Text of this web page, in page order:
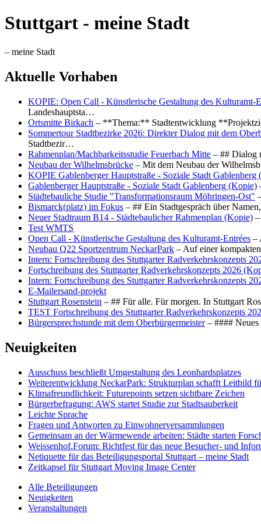
Stuttgart - meine Stadt
– meine Stadt
Aktuelle Vorhaben
KOPIE: Open Call - Künstlerische Gestaltung des Kulturamt-
Landeshauptsta…
Ortsmitte Birkach – **Thema:** Stadtentwicklung
Sommertour Stadtbezirke 2026: Direkter Dialog mit dem
Stadtbezir…
Rahmenplan/Machbarkeitsstudie Feuerbach Mitte – ## Dialog
Neubau der Wilhelmsbrücke – Mit dem Neubau der
KOPIE Gablenberger Hauptstraße - Soziale Stadt Gablenberg
Gablenberger Hauptstraße - Soziale Stadt Gablenberg (Kopie)
Städtebauliche Studie "Transformationsraum Möhringen-Ost"
Bismarck(platz) im Fokus – ## Ein Stadtgespräch über
Neuer Stadtraum B14 - Städtebaulicher Rahmenplan (Kopie)
Test WMTS
Open Call - Künstlerische Gestaltung des Kulturamt-Entrées –
Neubau Q22 Sportzentrum NeckarPark – Auf einer
Intern: Fortschreibung des Stuttgarter Radverkehrskonzepts
Fortschreibung des Stuttgarter Radverkehrskonzepts 2026
Intern: Fortschreibung des Stuttgarter Radverkehrskonzepts
E-Mailersand-projekt
Stuttgart Rosenstein – ## Für alle. Für morgen. In Stuttgart
TEST Fortschreibung des Stuttgarter Radverkehrskonzepts
Bürgersprechstunde mit dem Oberbürgermeister– #### Neues
Neuigkeiten
Ausschuss beschließt Umgestaltung des Leonhards­platzes
Weiterentwicklung NeckarPark: Strukturplan schafft Leitbild
Klimafreundlichkeit: Futurepoints setzen sichtbare Zeichen
Bürgerbefragung: AWS startet Studie zur Stadtsauberkeit
Leichte Sprache
Fragen und Antworten zu Einwohnerversammlungen
Gemeinsam an der Wärmewende arbeiten: Städte starten
Weissenhof.Forum: Richtfest für das neue Besucher- und
Netiquette für das Beteiligungsportal Stuttgart – meine Stadt
Zeitkapsel für Stuttgart Moving Image Center
Alle Beteiligungen
Neuigkeiten
Veranstaltungen